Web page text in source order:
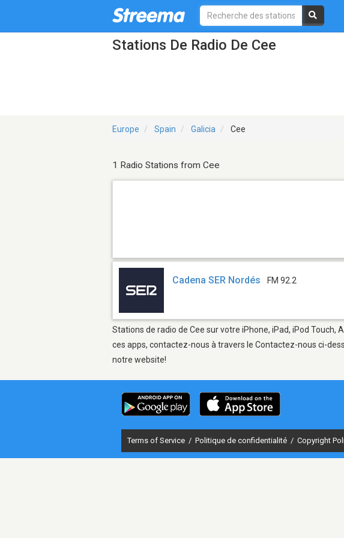
Stations De Radio De Cee
Europe Spain Galicia Cee
1 Radio Stations from Cee
Cadena SER Nordés FM 92.2
Stations de radio de Cee sur votre iPhone, iPad, iPod
ces apps, contactez-nous à travers le Contactez-nous ci-
notre website!
Terms of Service / Politique de confidentialité / Copyright